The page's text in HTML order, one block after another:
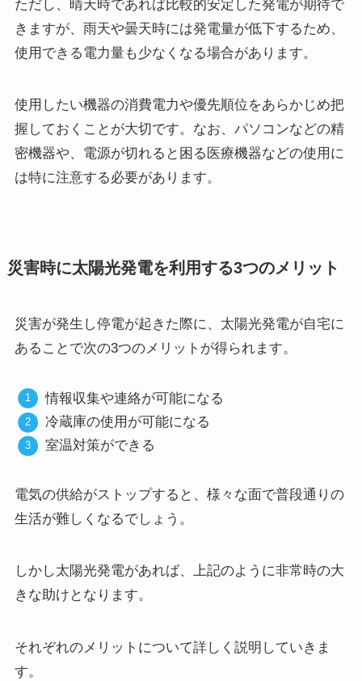
ただし、晴天時であれば比較的安定した発電が期待で
きますが、雨天や曇天時には発電量が低下するため、
使用できる電力量も少なくなる場合があります。
使用したい機器の消費電力や優先順位をあらかじめ把
握しておくことが大切です。なお、パソコンなどの精
密機器や、電源が切れると困る医療機器などの使用に
は特に注意する必要があります。
災害時に太陽光発電を利用する3つのメリット
災害が発生し停電が起きた際に、太陽光発電が自宅に
あることで次の3つのメリットが得られます。
情報収集や連絡が可能になる
冷蔵庫の使用が可能になる
室温対策ができる
電気の供給がストップすると、様々な面で普段通りの
生活が難しくなるでしょう。
しかし太陽光発電があれば、上記のように非常時の大
きな助けとなります。
それぞれのメリットについて詳しく説明していきま
す。